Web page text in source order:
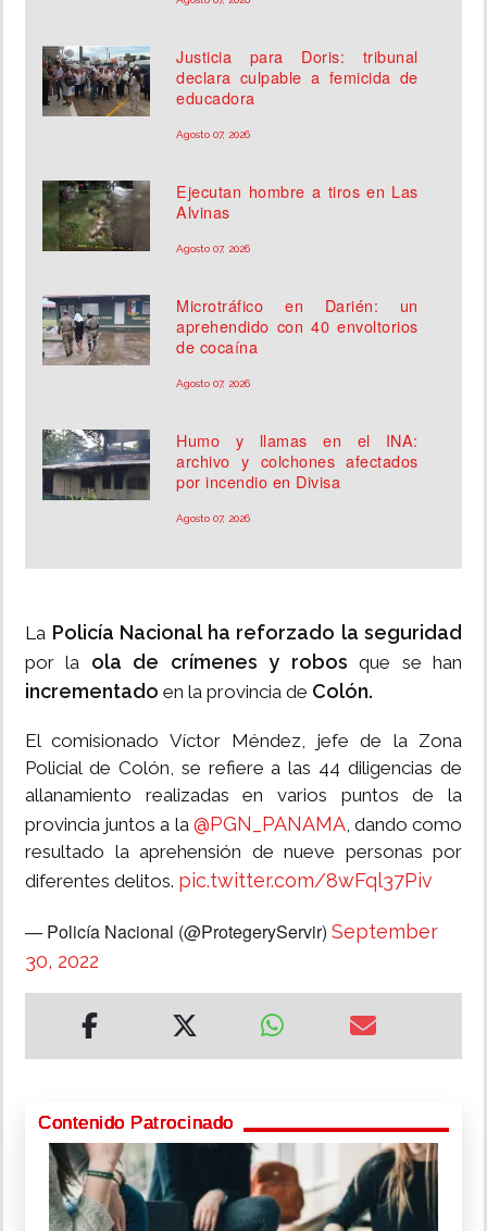
Justicia para Doris: tribunal
declara culpable a femicida de
educadora
Agosto 07, 2026
Ejecutan hombre a tiros en Las
Alvinas
Agosto 07, 2026
Microtráfico en Darién: un
aprehendido con 40 envoltorios
de cocaína
Agosto 07, 2026
Humo y llamas en el INA:
archivo y colchones afectados
por incendio en Divisa
Agosto 07, 2026
La Policía Nacional ha reforzado la seguridad
por la ola de crímenes y robosque se han
incrementado en la provincia de Colón.
El comisionado Víctor Méndez, jefe de la Zona
Policial de Colón, se refiere a las 44 diligencias de
allanamiento realizadas en varios puntos de la
provincia juntos a la @PGN_PANAMA, dando como
resultado la aprehensión de nueve personas por
diferentes delitos. pic.twitter.com/8wFql37Piv
— Policía Nacional (@ProtegeryServir) September
30, 2022
Contenido Patrocinado